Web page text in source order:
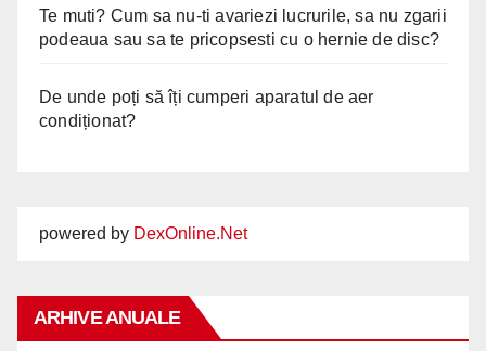
Te muti? Cum sa nu-ti avariezi lucrurile, sa nu zgarii
podeaua sau sa te pricopsesti cu o hernie de disc?
De unde poți să îți cumperi aparatul de aer
condiționat?
powered by DexOnline.Net
ARHIVE ANUALE